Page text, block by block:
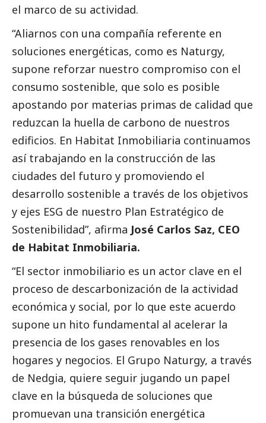
el marco de su actividad.
“Aliarnos con una compañía referente en
soluciones energéticas, como es Naturgy,
supone reforzar nuestro compromiso con el
consumo sostenible, que solo es posible
apostando por materias primas de calidad que
reduzcan la huella de carbono de nuestros
edificios. En Habitat Inmobiliaria continuamos
así trabajando en la construcción de las
ciudades del futuro y promoviendo el
desarrollo sostenible a través de los objetivos
y ejes ESG de nuestro Plan Estratégico de
Sostenibilidad”, afirma José Carlos Saz, CEO
de Habitat Inmobiliaria.
“El sector inmobiliario es un actor clave en el
proceso de descarbonización de la actividad
económica y social, por lo que este acuerdo
supone un hito fundamental al acelerar la
presencia de los gases renovables en los
hogares y negocios. El Grupo Naturgy, a través
de Nedgia, quiere seguir jugando un papel
clave en la búsqueda de soluciones que
promuevan una transición energética